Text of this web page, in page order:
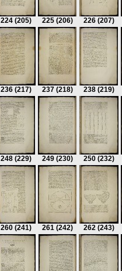
224 (205) 225 (206) 226 (207)
236 (217) 237 (218) 238 (219)
248 (229) 249 (230) 250 (232)
260 (241) 261 (242) 262 (243)